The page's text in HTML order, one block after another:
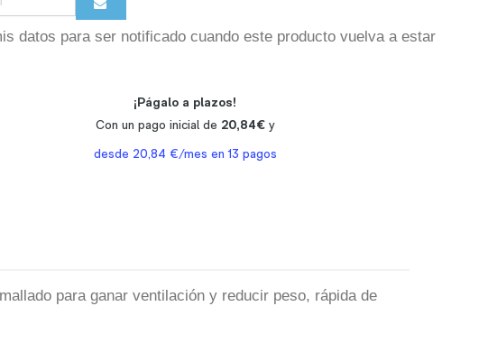
datos para ser notificado cuando este producto vuelva a estar
para ganar ventilación y reducir peso, rápida de